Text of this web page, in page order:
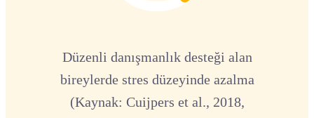
Düzenli danışmanlık desteği alan
bireylerde stres düzeyinde azalma
(Kaynak: Cuijpers et al., 2018,